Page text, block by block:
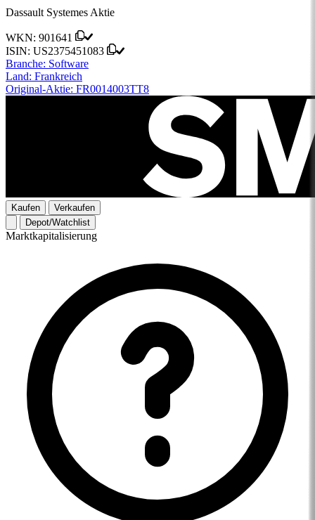
Dassault Systemes Aktie
WKN: 901641
ISIN: US2375451083
Branche: Software
Land: Frankreich
Original-Aktie: FR0014003TT8
Kaufen
Verkaufen
Depot/Watchlist
Marktkapitalisierung